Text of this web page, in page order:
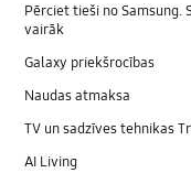
Pērciet tieši no Samsung.
vairāk
Galaxy priekšrocības
Naudas atmaksa
TV un sadzīves tehnikas
AI Living